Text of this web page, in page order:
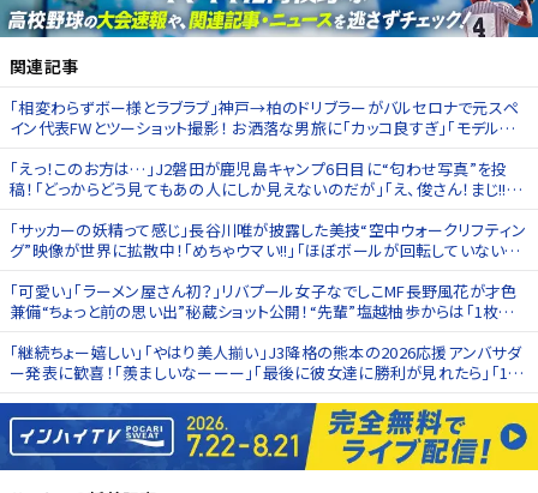
関連記事
｢相変わらずボー様とラブラブ｣神戸→柏のドリブラーがバルセロナで元スペ
イン代表FWとツーショット撮影！ お洒落な男旅に｢カッコ良すぎ｣｢モデルさ
｢えっ！このお方は…｣J2磐田が鹿児島キャンプ6日目に“匂わせ写真”を投
稿！｢どっからどう見てもあの人にしか見えないのだが｣｢え、俊さん！まじ!!｣
「サッカーの妖精って感じ」長谷川唯が披露した美技“空中ウォークリフティン
グ”映像が世界に拡散中！「めちゃウマい!!」「ほぼボールが回転していない柔
｢可愛い｣｢ラーメン屋さん初？｣リバプール女子なでしこMF長野風花が才色
兼備“ちょっと前の思い出”秘蔵ショット公開！“先輩”塩越柚歩からは｢1枚目
｢継続ちょー嬉しい｣｢やはり美人揃い｣J3降格の熊本の2026応援アンバサダ
ー発表に歓喜！｢羨ましいなーーー｣｢最後に彼女達に勝利が見れたら｣｢1年